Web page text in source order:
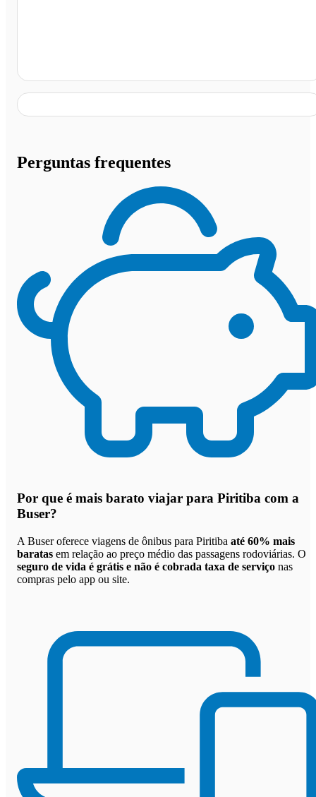
Perguntas frequentes
Por que é mais barato viajar para Piritiba com a
Buser?
A Buser oferece viagens de ônibus para Piritiba até 60% mais
baratas em relação ao preço médio das passagens rodoviárias. O
seguro de vida é grátis e não é cobrada taxa de serviço nas
compras pelo app ou site.